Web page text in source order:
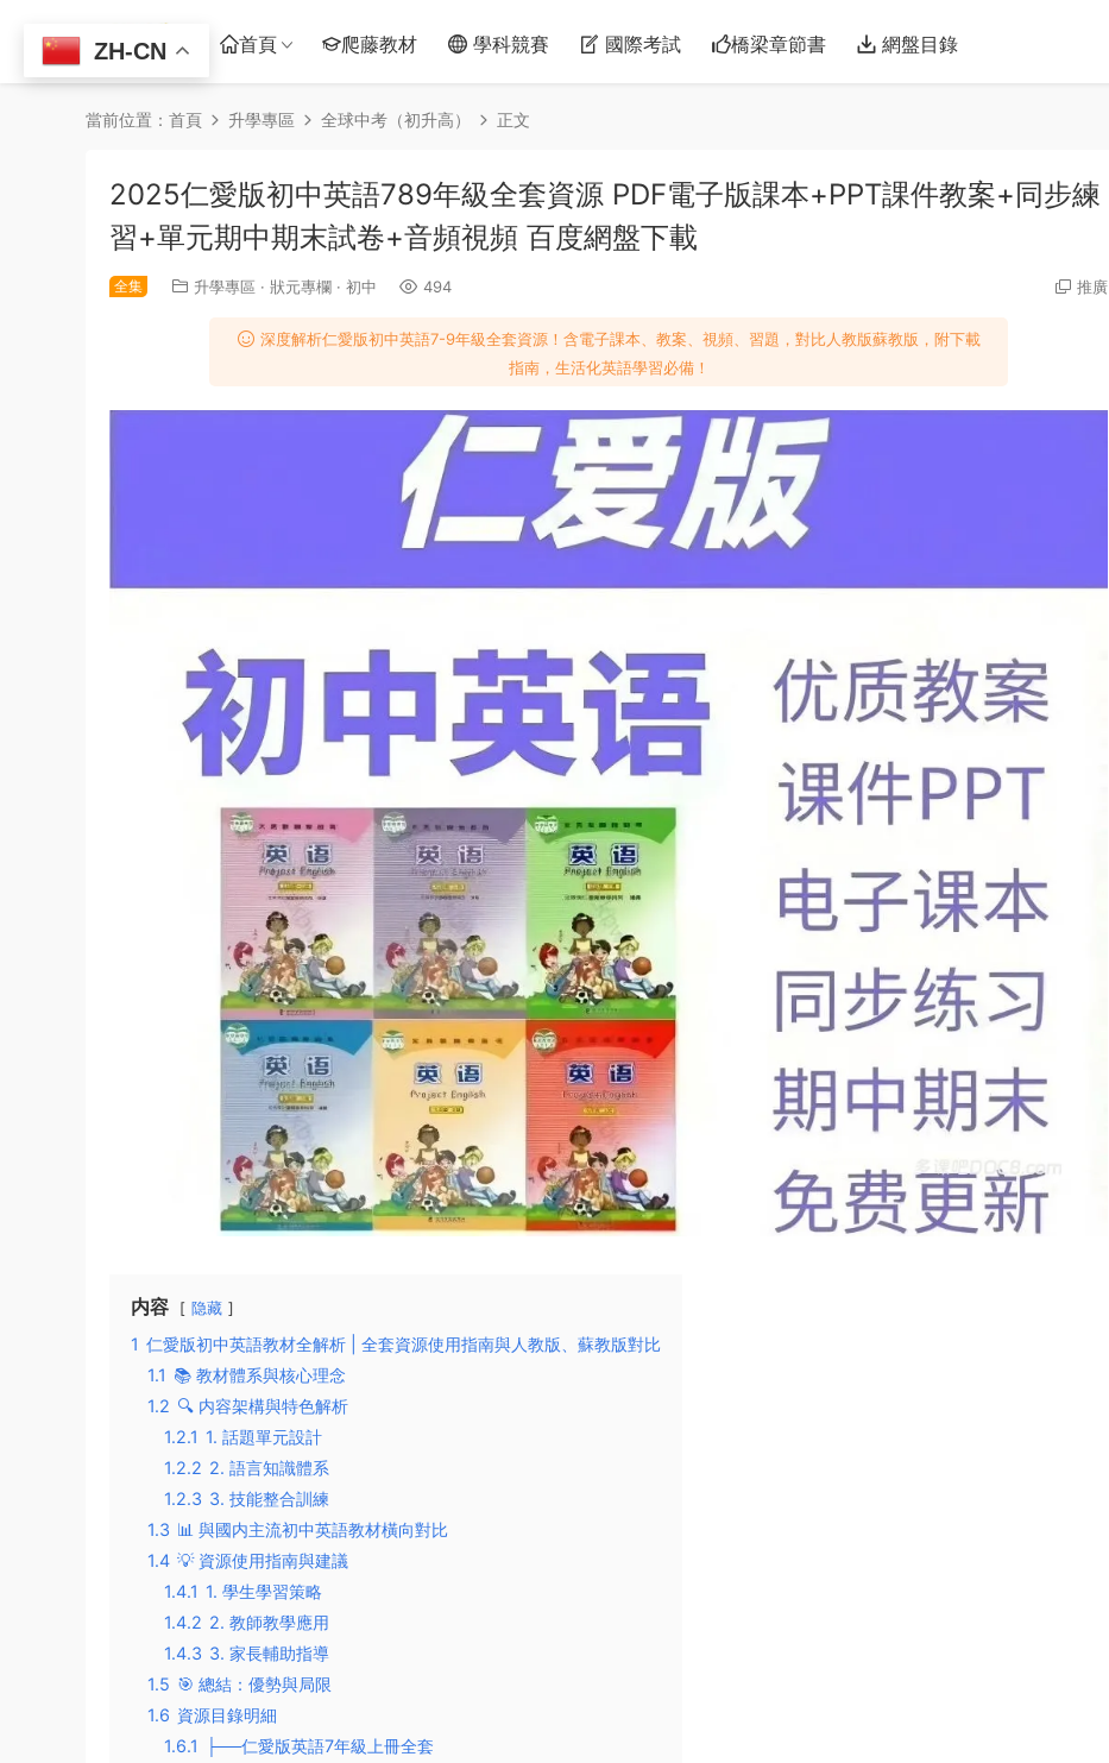
首頁 爬藤教材 學科競賽 國際考試 橋梁章節書 網盤目錄
當前位置： 首頁 升學專區 全球中考（初升高） 正文
2025仁愛版初中英語789年級全套資源 PDF電子版課本+PPT課件教案+同步練
習+單元期中期末試卷+音頻視頻 百度網盤下載
全集 升學專區 · 狀元專欄 · 初中 494 推廣
深度解析仁愛版初中英語7-9年級全套資源！含電子課本、教案、視頻、習題，對比人教版蘇教版，附下載
指南，生活化英語學習必備！
内容 隐藏
1 仁愛版初中英語教材全解析 | 全套資源使用指南與人教版、蘇教版對比
1.1 📚 教材體系與核心理念
1.2 🔍 内容架構與特色解析
1.2.1 1. 話題單元設計
1.2.2 2. 語言知識體系
1.2.3 3. 技能整合訓練
1.3 📊 與國内主流初中英語教材橫向對比
1.4 💡 資源使用指南與建議
1.4.1 1. 學生學習策略
1.4.2 2. 教師教學應用
1.4.3 3. 家長輔助指導
1.5 🎯 總結：優勢與局限
1.6 資源目錄明細
1.6.1
├──仁愛版英語7年級上冊全套
ZH-CN